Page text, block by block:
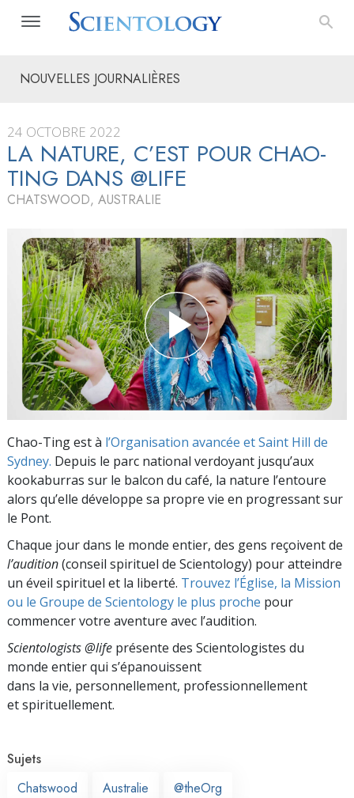
NOUVELLES JOURNALIÈRES
24 OCTOBRE 2022
LA NATURE, C’EST POUR CHAO-
TING DANS @LIFE
CHATSWOOD, AUSTRALIE
Chao-Ting est à l’Organisation avancée et Saint Hill de
Sydney. Depuis le parc national verdoyant jusqu’aux
kookaburras sur le balcon du café, la nature l’entoure
alors qu’elle développe sa propre vie en progressant sur
le Pont.
Chaque jour dans le monde entier, des gens reçoivent de
l’audition(conseil spirituel de Scientology) pour atteindre
un éveil spirituel et la liberté. Trouvez l’Église, la Mission
ou le Groupe de Scientology le plus proche pour
commencer votre aventure avec l’audition.
Scientologists @life présente des Scientologistes du
monde entier qui s’épanouissent
dans la vie, personnellement, professionnellement
et spirituellement.
Sujets
Chatswood
Australie @theOrg